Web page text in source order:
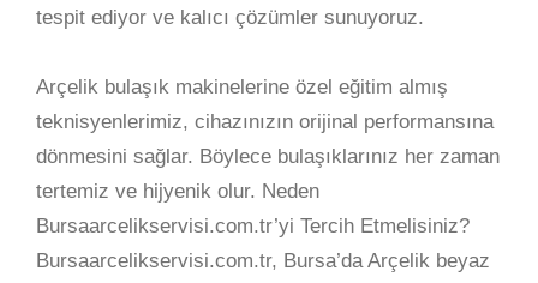
tespit ediyor ve kalıcı çözümler sunuyoruz.
Arçelik bulaşık makinelerine özel eğitim almış
teknisyenlerimiz, cihazınızın orijinal performansına
dönmesini sağlar. Böylece bulaşıklarınız her zaman
tertemiz ve hijyenik olur. Neden
Bursaarcelikservisi.com.tr’yi Tercih Etmelisiniz?
Bursaarcelikservisi.com.tr, Bursa’da Arçelik beyaz